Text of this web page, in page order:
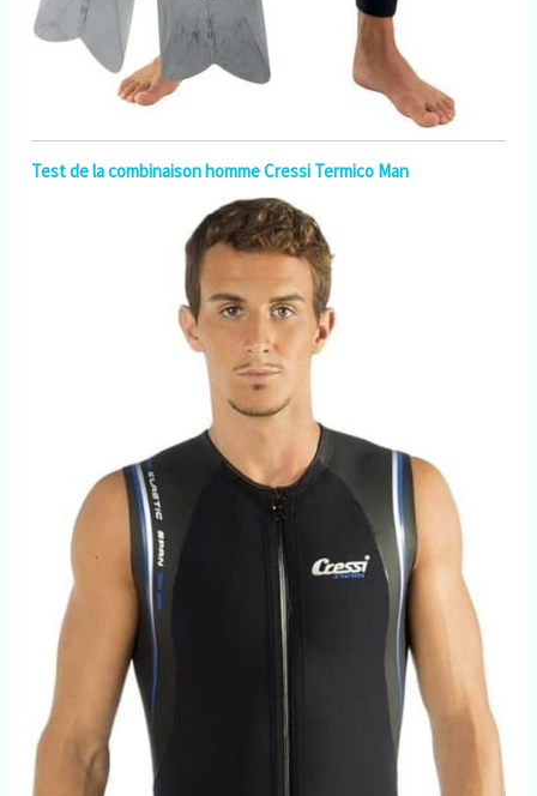
Test de la combinaison homme Cressi Termico Man